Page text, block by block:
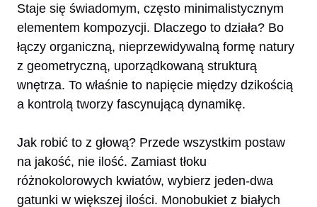
Staje się świadomym, często minimalistycznym
elementem kompozycji. Dlaczego to działa? Bo
łączy organiczną, nieprzewidywalną formę natury
z geometryczną, uporządkowaną strukturą
wnętrza. To właśnie to napięcie między dzikością
a kontrolą tworzy fascynującą dynamikę.
Jak robić to z głową? Przede wszystkim postaw
na jakość, nie ilość. Zamiast tłoku
różnokolorowych kwiatów, wybierz jeden-dwa
gatunki w większej ilości. Monobukiet z białych